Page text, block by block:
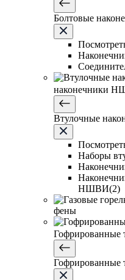
Болтовые
наконечники
Втулочные
Наборы
НШВИ(2)
фены
Гофрированные
Гофрированные